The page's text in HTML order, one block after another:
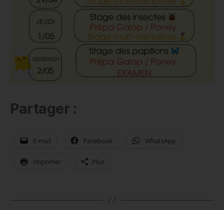
Partager :
E-mail Facebook WhatsApp
Imprimer Plus